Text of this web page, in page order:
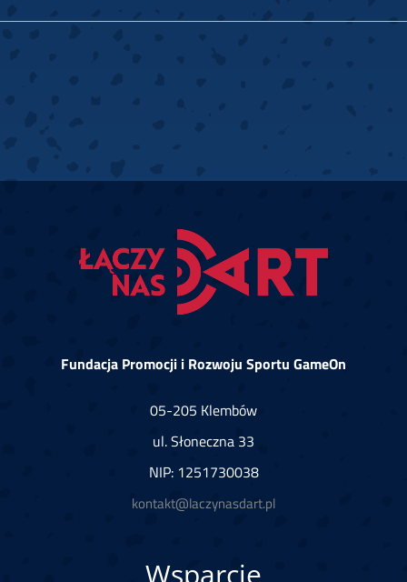
Fundacja Promocji i Rozwoju Sportu GameOn
05-205 Klembów
ul. Słoneczna 33
NIP: 1251730038
kontakt@laczynasdart.pl